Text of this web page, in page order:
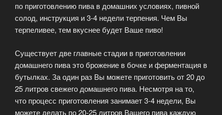
по приготовлению пива в домашних условиях, пивной
солод, инструкция и 3-4 недели терпения. Чем Вы
терпеливее, тем вкуснее будет Ваше пиво!
Существует две главные стадии в приготовлении
домашнего пива это брожение в бочке и ферментация в
бутылках. За один раз Вы можете приготовить от 20 до
25 литров свежего домашнего пива. Несмотря на то,
что процесс приготовления занимает 3-4 недели, Вы
можете делать по 20-25 литров Вашего пива каждую